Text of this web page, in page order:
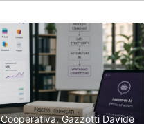
Gazzotti Davide